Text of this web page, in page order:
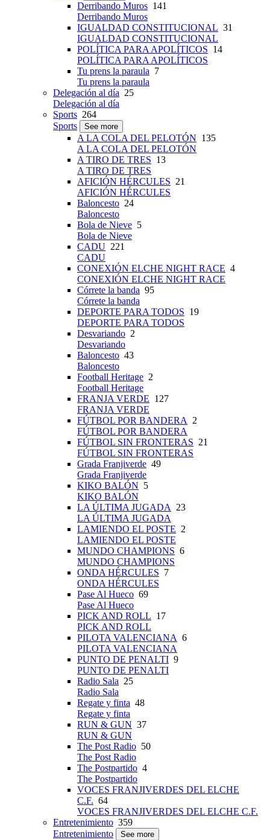
Derribando Muros 141
Derribando Muros
IGUALDAD CONSTITUCIONAL 31
IGUALDAD CONSTITUCIONAL
POLÍTICA PARA APOLÍTICOS 14
POLÍTICA PARA APOLÍTICOS
Tu prens la paraula 7
Tu prens la paraula
Delegación al día 25
Delegación al día
Sports 264
Sports
See more
A LA COLA DEL PELOTÓN 135
A LA COLA DEL PELOTÓN
A TIRO DE TRES 13
A TIRO DE TRES
AFICIÓN HÉRCULES 21
AFICIÓN HÉRCULES
Baloncesto 24
Baloncesto
Bola de Nieve 5
Bola de Nieve
CADU 221
CADU
CONEXIÓN ELCHE NIGHT RACE 4
CONEXIÓN ELCHE NIGHT RACE
Córrete la banda 95
Córrete la banda
DEPORTE PARA TODOS 19
DEPORTE PARA TODOS
Desvariando 2
Desvariando
Baloncesto 43
Baloncesto
Football Heritage 2
Football Heritage
FRANJA VERDE 127
FRANJA VERDE
FÚTBOL POR BANDERA 2
FÚTBOL POR BANDERA
FÚTBOL SIN FRONTERAS 21
FÚTBOL SIN FRONTERAS
Grada Franjiverde 49
Grada Franjiverde
KIKO BALÓN 5
KIKO BALÓN
LA ÚLTIMA JUGADA 23
LA ÚLTIMA JUGADA
LAMIENDO EL POSTE 2
LAMIENDO EL POSTE
MUNDO CHAMPIONS 6
MUNDO CHAMPIONS
ONDA HÉRCULES 7
ONDA HÉRCULES
Pase Al Hueco 69
Pase Al Hueco
PICK AND ROLL 17
PICK AND ROLL
PILOTA VALENCIANA 6
PILOTA VALENCIANA
PUNTO DE PENALTI 9
PUNTO DE PENALTI
Radio Sala 25
Radio Sala
Regate y finta 48
Regate y finta
RUN & GUN 37
RUN & GUN
The Post Radio 50
The Post Radio
The Postpartido 4
The Postpartido
VOCES FRANJIVERDES DEL ELCHE
C.F. 64
VOCES FRANJIVERDES DEL ELCHE C.F.
Entretenimiento 359
Entretenimiento
See more